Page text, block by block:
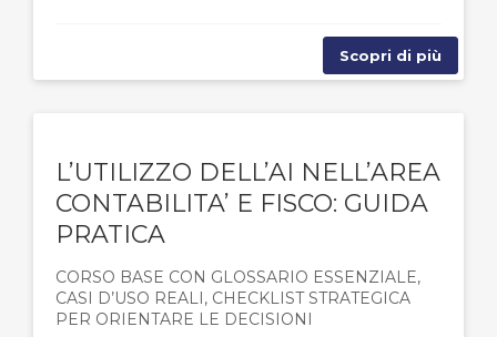
Scopri di più
L’UTILIZZO DELL’AI NELL’AREA
CONTABILITA’ E FISCO: GUIDA
PRATICA
CORSO BASE CON GLOSSARIO ESSENZIALE,
CASI D’USO REALI, CHECKLIST STRATEGICA
PER ORIENTARE LE DECISIONI